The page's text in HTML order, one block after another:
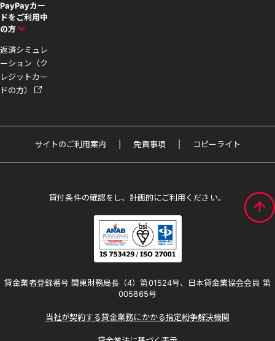
PayPayカー
ドをご利用中
の方
返済シミュレ
ーション（ク
レジットカー
ドの方）
サイトのご利用案内 免責事項 コピーライト
貸付条件の確認をし、計画的にご利用ください。
貸金業者登録番号 関東財務局長（4）第01524号、日本貸金業協会会員 第
005865号
当社が契約する貸金業務にかかる指定紛争解決機関